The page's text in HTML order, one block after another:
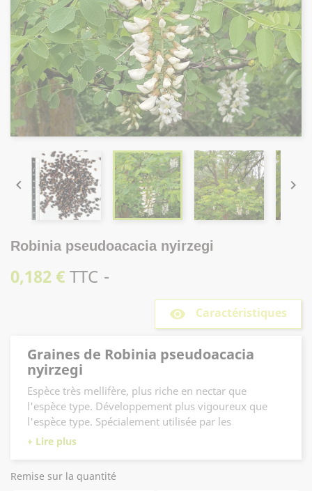
 
Robinia pseudoacacia nyirzegi
0,182 €TTC
remove_red_eye Caractéristiques
Graines de Robinia pseudoacacia
nyirzegi
Espèce très mellifère, plus riche en nectar que
l'espèce type. Développement plus vigoureux que
l'espèce type. Spécialement utilisée par les
apiculteurs.
Semis en place au printemps
Remise sur la quantité